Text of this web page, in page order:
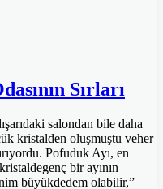
Sırları
salondan bile daha
kristalden oluşmuştu veher
Pofuduk Ayı, en
bir ayının
büyükdedem olabilir,”